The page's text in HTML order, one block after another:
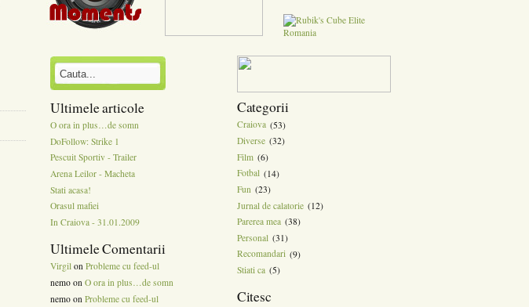
Ultimele articole
O ora in plus…de somn
DoFollow: Strike 1
Pescuit Sportiv - Trailer
Arena Leilor - Macheta
Stati acasa!
Orasul mafiei
In Craiova - 31.01.2009
Ultimele Comentarii
Virgil onProbleme cu feed-ul
nemo onO ora in plus…de somn
nemo onProbleme cu feed-ul
Categorii
Craiova (53)
Diverse (32)
Film (6)
Fotbal (14)
Fun (23)
Jurnal de calatorie (12)
Parerea mea (38)
Personal (31)
Recomandari (9)
Stiati ca (5)
Citesc